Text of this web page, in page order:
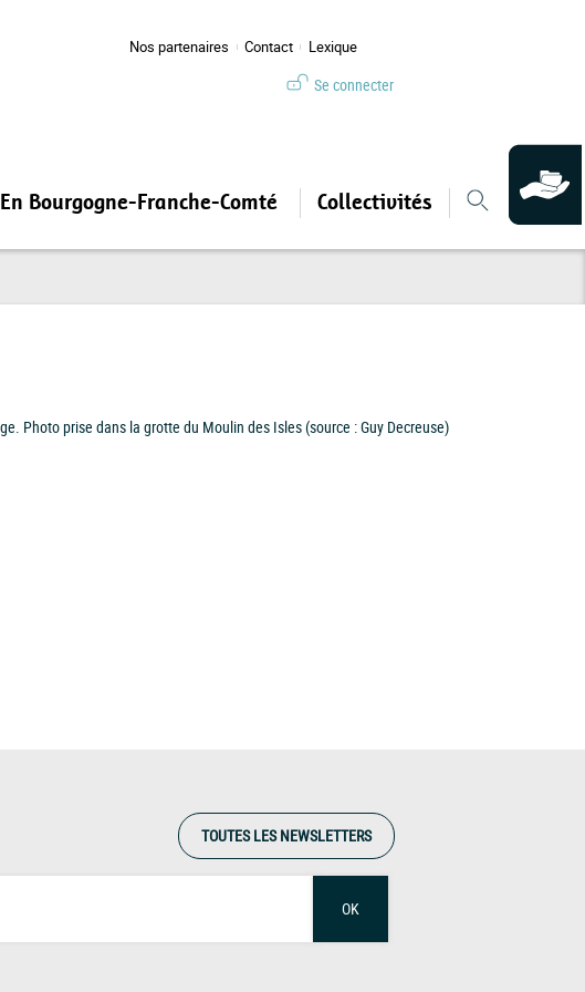
Nos partenaires Contact Lexique
Se connecter
En Bourgogne-Franche-Comté Collectivités
Photo prise dans la grotte du Moulin des Isles (source : Guy Decreuse)
TOUTES LES NEWSLETTERS
OK